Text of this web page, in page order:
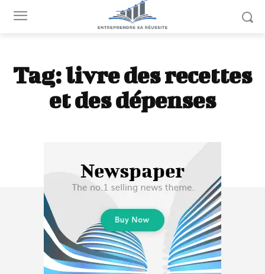
Tag:livre des recettes
et des dépenses